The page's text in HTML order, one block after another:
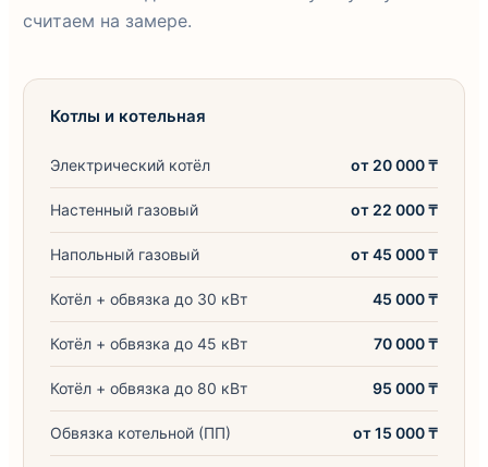
считаем на замере.
Котлы и котельная
Электрический котёл от 20 000 ₸
Настенный газовый от 22 000 ₸
Напольный газовый от 45 000 ₸
Котёл + обвязка до 30 кВт 45 000 ₸
Котёл + обвязка до 45 кВт 70 000 ₸
Котёл + обвязка до 80 кВт 95 000 ₸
Обвязка котельной (ПП) от 15 000 ₸